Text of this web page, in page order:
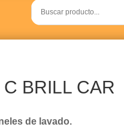
BRILL CAR
de lavado.